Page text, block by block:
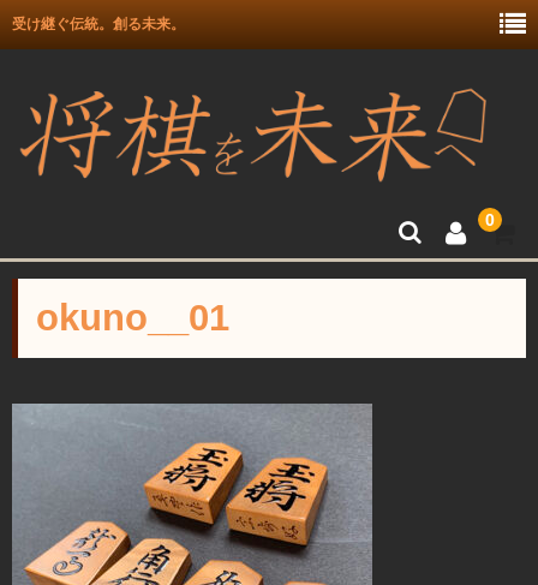
受け継ぐ伝統。創る未来。
0
駒箱 駒台 布盤
okuno__01